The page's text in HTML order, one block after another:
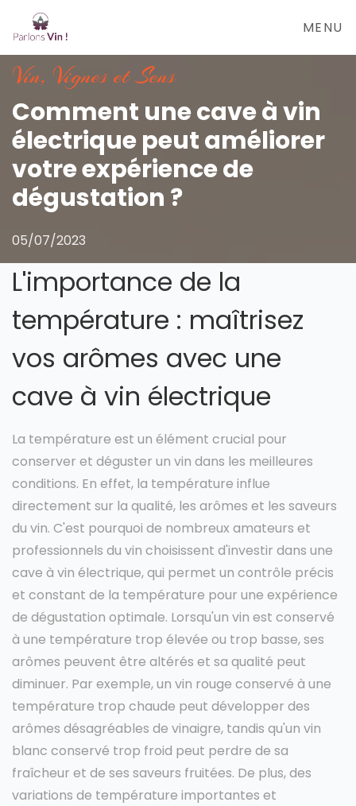
MENU
Vin, Vignes et Sens
Comment une cave à vin
électrique peut améliorer
votre expérience de
dégustation ?
05/07/2023
L'importance de la
température : maîtrisez
vos arômes avec une
cave à vin électrique
La température est un élément crucial pour
conserver et déguster un vin dans les meilleures
conditions. En effet, la température influe
directement sur la qualité, les arômes et les saveurs
du vin. C'est pourquoi de nombreux amateurs et
professionnels du vin choisissent d'investir dans une
cave à vin électrique, qui permet un contrôle précis
et constant de la température pour une expérience
de dégustation optimale. Lorsqu'un vin est conservé
à une température trop élevée ou trop basse, ses
arômes peuvent être altérés et sa qualité peut
diminuer. Par exemple, un vin rouge conservé à une
température trop chaude peut développer des
arômes désagréables de vinaigre, tandis qu'un vin
blanc conservé trop froid peut perdre de sa
fraîcheur et de ses saveurs fruitées. De plus, des
variations de température importantes et